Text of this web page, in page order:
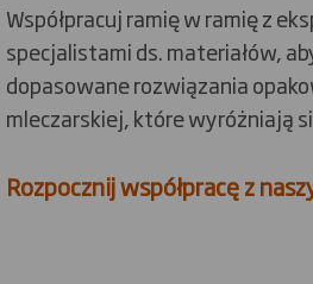
Współpracuj ramię w ramię z
specjalistami ds. materiałów,
dopasowane rozwiązania
mleczarskiej, które wyróżniają
Rozpocznij współpracę z